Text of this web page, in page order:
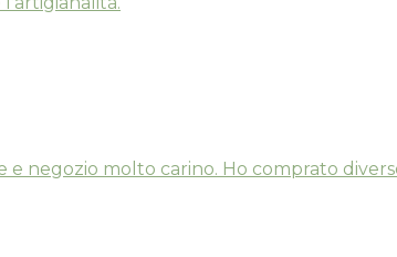
negozio molto carino. Ho comprato